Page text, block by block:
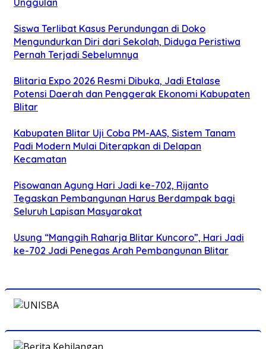
Siswa Terlibat Kasus Perundungan di Doko
Mengundurkan Diri dari Sekolah, Diduga Peristiwa
Pernah Terjadi Sebelumnya
Blitaria Expo 2026 Resmi Dibuka, Jadi Etalase
Potensi Daerah dan Penggerak Ekonomi Kabupaten
Blitar
Kabupaten Blitar Uji Coba PM-AAS, Sistem Tanam
Padi Modern Mulai Diterapkan di Delapan
Kecamatan
Pisowanan Agung Hari Jadi ke-702, Rijanto
Tegaskan Pembangunan Harus Berdampak bagi
Seluruh Lapisan Masyarakat
Usung “Manggih Raharja Blitar Kuncoro”, Hari Jadi
ke-702 Jadi Penegas Arah Pembangunan Blitar